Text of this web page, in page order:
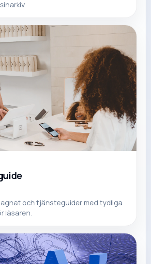
och tjänsteguider med tydliga
läsaren.